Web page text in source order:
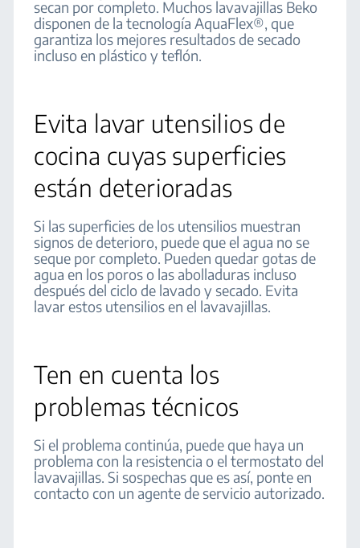
secan por completo. Muchos lavavajillas Beko
disponen de la tecnología AquaFlex®, que
garantiza los mejores resultados de secado
incluso en plástico y teflón.
Evita lavar utensilios de
cocina cuyas superficies
están deterioradas
Si las superficies de los utensilios muestran
signos de deterioro, puede que el agua no se
seque por completo. Pueden quedar gotas de
agua en los poros o las abolladuras incluso
después del ciclo de lavado y secado. Evita
lavar estos utensilios en el lavavajillas.
Ten en cuenta los
problemas técnicos
Si el problema continúa, puede que haya un
problema con la resistencia o el termostato del
lavavajillas. Si sospechas que es así, ponte en
contacto con un agente de servicio autorizado.